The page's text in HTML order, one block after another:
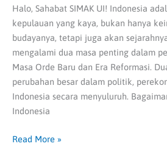
Halo, Sahabat SIMAK UI! Indonesia
kepulauan yang kaya, bukan hanya
budayanya, tetapi juga akan
mengalami dua masa penting dalam
Masa Orde Baru dan Era Reformasi.
perubahan besar dalam politik,
Indonesia secara menyuluruh.
Indonesia
Read More »